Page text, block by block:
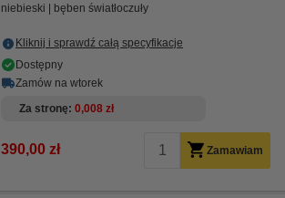
niebieski bęben światłoczuły
Kliknij i sprawdź całą specyfikacje
Dostępny
Zamów na wtorek
Za stronę 0,008 zł
390,00 zł Zamawiam